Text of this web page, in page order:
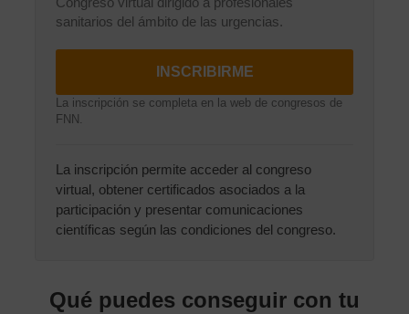
sanitarios del ámbito de las urgencias.
INSCRIBIRME
La inscripción se completa en la web de congresos de
FNN.
La inscripción permite acceder al congreso
virtual, obtener certificados asociados a la
participación y presentar comunicaciones
científicas según las condiciones del congreso.
Qué puedes conseguir con tu